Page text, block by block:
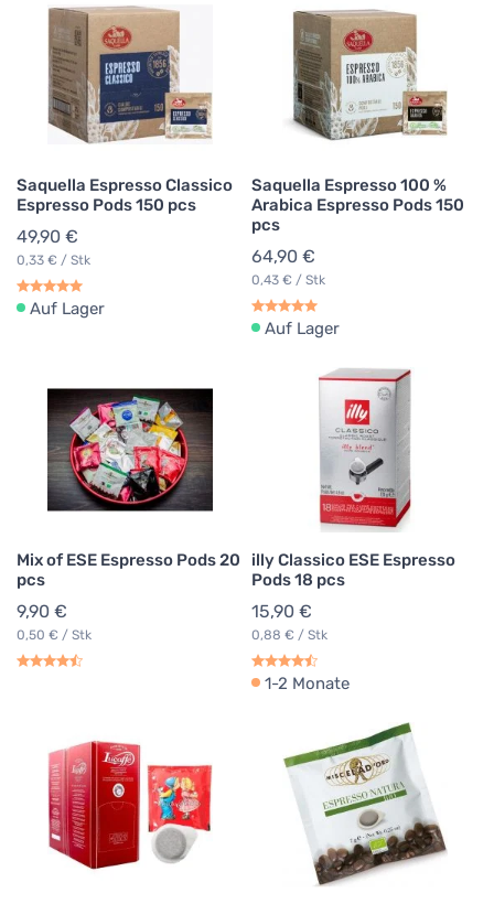
Saquella Espresso Classico
Espresso Pods 150 pcs
49,90 €
0,33 € / Stk
Auf Lager
Saquella Espresso 100 %
Arabica Espresso Pods 150
pcs
64,90 €
0,43 € / Stk
Auf Lager
Mix of ESE Espresso Pods 20
pcs
9,90 €
0,50 € / Stk
illy Classico ESE Espresso
Pods 18 pcs
15,90 €
0,88 € / Stk
1-2 Monate